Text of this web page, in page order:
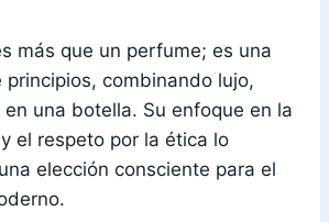
más que un perfume; es una
combinando lujo,
una botella. Su enfoque en la
el respeto por la ética lo
elección consciente para el